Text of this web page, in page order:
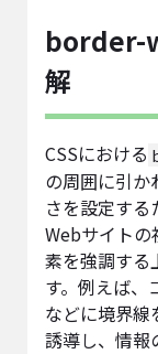
border-
解
CSSにおける
の周囲に引か
さを設定する
Webサイト
素を強調する
す。例えば、
などに境界線
誘導し、情報